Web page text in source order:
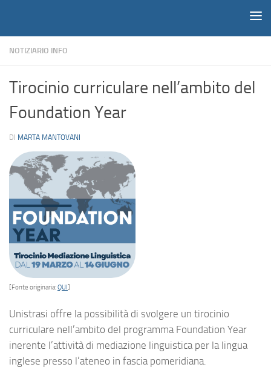
NOTIZIARIO INFO
Tirocinio curriculare nell’ambito del
Foundation Year
DI MARTA MANTOVANI
[Fonte originaria:QUI
Unistrasi offre la possibilità di svolgere un tirocinio
curriculare nell’ambito del programma Foundation Year
inerente l’attività di mediazione linguistica per la lingua
inglese presso l’ateneo in fascia pomeridiana.